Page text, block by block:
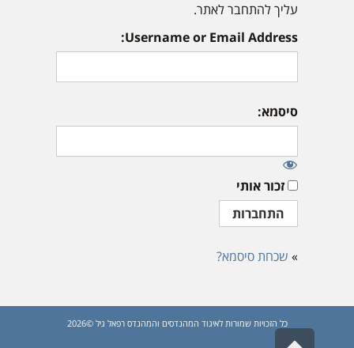
עליך להתחבר לאתר.
Username or Email Address:
סיסמא:
זכור אותי
» שכחת סיסמא?
כל הזכויות שמורות לאיגוד המהנדסים והמהנדס רפאל גיל ©2026